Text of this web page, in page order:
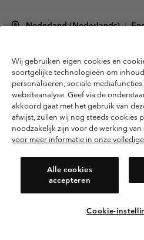
Nederland (Nederlands) |
Gebruiksvoorwaarden
Privacybeleid
Gebruiksvoorwaarden
Voorwaarden voor door gebruikers
Cookies
Public CBCR
Wij gebruiken eigen cookies en
soortgelijke technologieën om
personaliseren, sociale-
websiteanalyse. Geef via de
akkoord gaat met het gebruik van
afwijst, zullen wij nog steeds cookies
noodzakelijk zijn voor de werking van
voor meer informatie in onze
Alle cookies
accepteren
Cookie-
Selecteer je
Online
United States
Netherlands-English
Netherlands-Dutch
Alle Locaties